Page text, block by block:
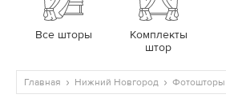
Все шторы
Комплекты
штор
Главная Нижний Новгород Фотошторы